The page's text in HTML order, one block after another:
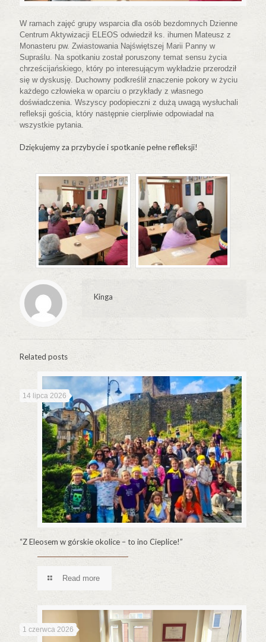
W ramach zajęć grupy wsparcia dla osób bezdomnych Dzienne
Centrum Aktywizacji ELEOS odwiedził ks. ihumen Mateusz z
Monasteru pw. Zwiastowania Najświętszej Marii Panny w
Supraślu. Na spotkaniu został poruszony temat sensu życia
chrześcijańskiego, który po interesującym wykładzie przerodził
się w dyskusję. Duchowny podkreślił znaczenie pokory w życiu
każdego człowieka w oparciu o przykłady z własnego
doświadczenia. Wszyscy podopieczni z dużą uwagą wysłuchali
refleksji gościa, który następnie cierpliwie odpowiadał na
wszystkie pytania.
Dziękujemy za przybycie i spotkanie pełne refleksji!
Kinga
Related posts
14 lipca 2026
“Z Eleosem w górskie okolice – to ino Cieplice!”
Read more
1 czerwca 2026